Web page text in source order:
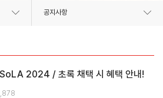
공지사항
2024 / 초록 채택 시 혜택 안내!